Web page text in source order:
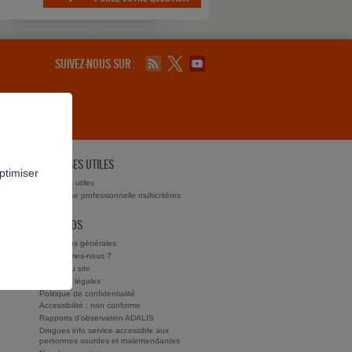
SUIVEZ-NOUS SUR :
ADRESSES UTILES
Adresses utiles
Recherche professionnelle multicritères
À PROPOS
Conditions générales
Qui sommes-nous ?
Charte du site
Mentions légales
Politique de confidentialité
Accessibilité : non conforme
Rapports d'observation ADALIS
Drogues info service accessible aux
personnes sourdes et malentendantes